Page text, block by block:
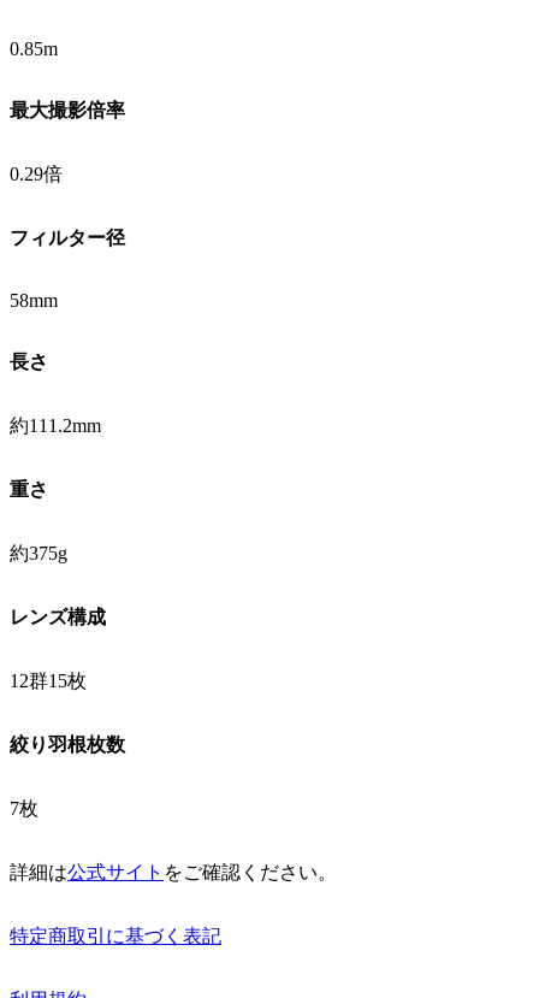
0.85m
最大撮影倍率
0.29倍
フィルター径
58mm
長さ
約111.2mm
重さ
約375g
レンズ構成
12群15枚
絞り羽根枚数
7枚
詳細は公式サイト をご確認ください。
特定商取引に基づく表記